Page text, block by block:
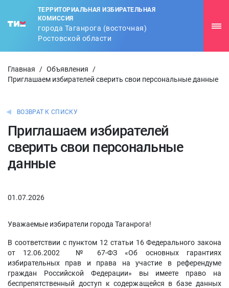
ТЕРРИТОРИАЛЬНАЯ ИЗБИРАТЕЛЬНАЯ
КОМИССИЯ
города Таганрога (восточная)
Ростовской области
Главная / Объявления
/
Приглашаем избирателей сверить свои персональные данные
ВОЗВРАТ К СПИСКУ
Приглашаем избирателей
сверить свои персональные
данные
01.07.2026
Уважаемые избиратели города Таганрога!
В соответствии с пунктом 12 статьи 16 Федерального закона
от 12.06.2002 № 67-ФЗ «Об основных гарантиях
избирательных прав и права на участие в референдуме
граждан Российской Федерации» вы имеете право на
беспрепятственный доступ к содержащейся в базе данных